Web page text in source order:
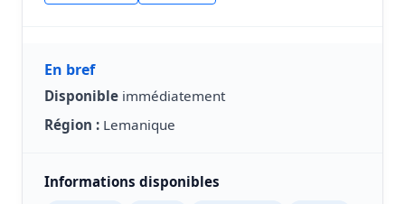
En bref
Disponible immédiatement
Région : Lemanique
Informations disponibles